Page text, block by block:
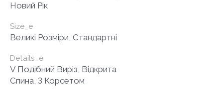
Новий Рік
Size_e
Великі Розміри, Стандартні
Details_e
V Подібний Виріз, Відкрита
Спина, З Корсетом